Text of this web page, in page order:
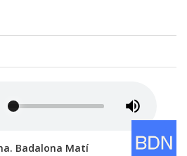
Badalona Matí